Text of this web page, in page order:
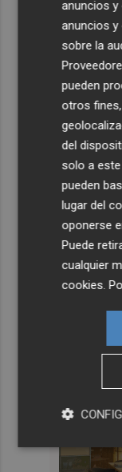
anuncios
anuncios
sobre la
pueden
otros
del
solo a
pueden
lugar del
oponerse
Puede
cualquier
cookies.